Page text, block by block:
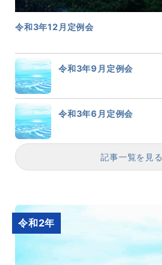
令和3年12月定例会
令和3年9月定例会
令和3年6月定例会
記事一覧を見る
令和2年